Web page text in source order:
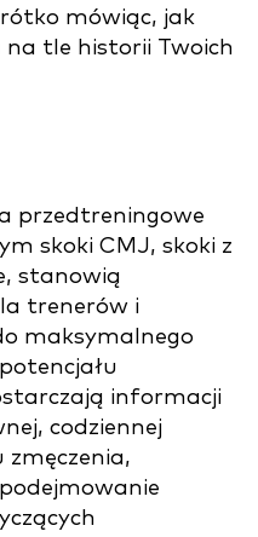
mówiąc, jak
na tle historii Twoich
przedtreningowe
skoki CMJ, skoki z
stanowią
trenerów i
maksymalnego
informacji
codziennej
zmęczenia,